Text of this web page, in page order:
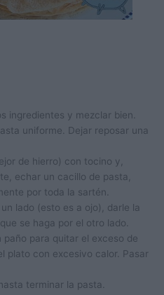
ingredientes y mezclar bien.
uniforme. Dejar reposar una
de hierro) con tocino y,
echar un cacillo de pasta,
por toda la sartén.
lado (esto es a ojo), darle la
se haga por el otro lado.
paño para quitar el exceso de
plato con excesivo calor. Pasar
terminar la pasta.